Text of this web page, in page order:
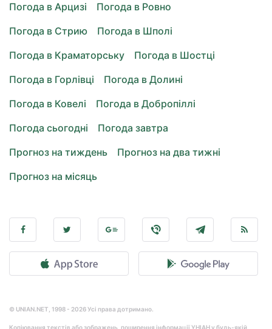
Погода в Арцизі
Погода в Ровно
Погода в Стрию
Погода в Шполі
Погода в Краматорську
Погода в Шостці
Погода в Горлівці
Погода в Долині
Погода в Ковелі
Погода в Добропіллі
Погода сьогодні
Погода завтра
Прогноз на тиждень
Прогноз на два тижні
Прогноз на місяць
© UNIAN.NET, 1998 - 2026 Усі права дотримано.
Копіювання текстів або зображень, поширення інформації УНІАН у будь-якій